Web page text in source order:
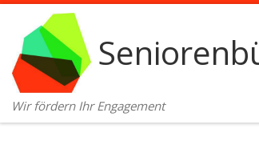
Zum Inhalt springen
Wir fördern Ihr Engagement